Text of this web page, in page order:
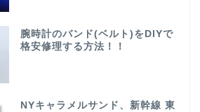
腕時計のバンド(ベルト)をDIYで
格安修理する方法！！
NYキャラメルサンド、新幹線 東